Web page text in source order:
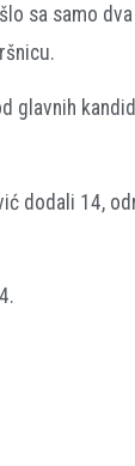
sa samo dva
glavnih
dodali 14,